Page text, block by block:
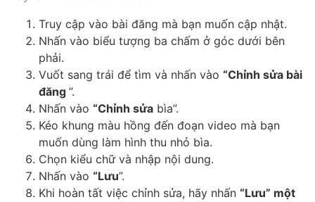
Truy cập vào bài đăng mà bạn muốn cập nhật.
Nhấn vào biểu tượng ba chấm ở góc dưới bên
phải.
Vuốt sang trái để tìm và nhấn vào “Chỉnh sửa bài
đăng ”.
Nhấn vào “Chỉnh sửa bìa”.
Kéo khung màu hồng đến đoạn video mà bạn
muốn dùng làm hình thu nhỏ bìa.
Chọn kiểu chữ và nhập nội dung.
Nhấn vào “Lưu”.
Khi hoàn tất việc chỉnh sửa, hãy nhấn “Lưu” một